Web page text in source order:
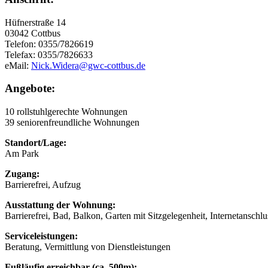
Hüfnerstraße 14
03042 Cottbus
Telefon: 0355/7826619
Telefax: 0355/7826633
eMail: Nick.Widera@gwc-cottbus.de
Angebote:
10 rollstuhlgerechte Wohnungen
39 seniorenfreundliche Wohnungen
Standort/Lage:
Am Park
Zugang:
Barrierefrei, Aufzug
Ausstattung der Wohnung:
Barrierefrei, Bad, Balkon, Garten mit Sitzgelegenheit,
Serviceleistungen:
Beratung, Vermittlung von Dienstleistungen